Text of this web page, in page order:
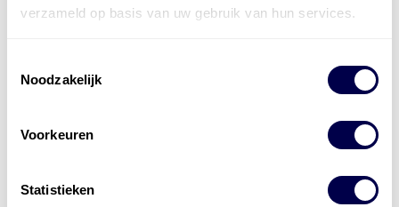
verzameld op basis van uw gebruik van hun services.
Noodzakelijk
Voorkeuren
Statistieken
ReferentiesKwikfit,Roba ,de Groot